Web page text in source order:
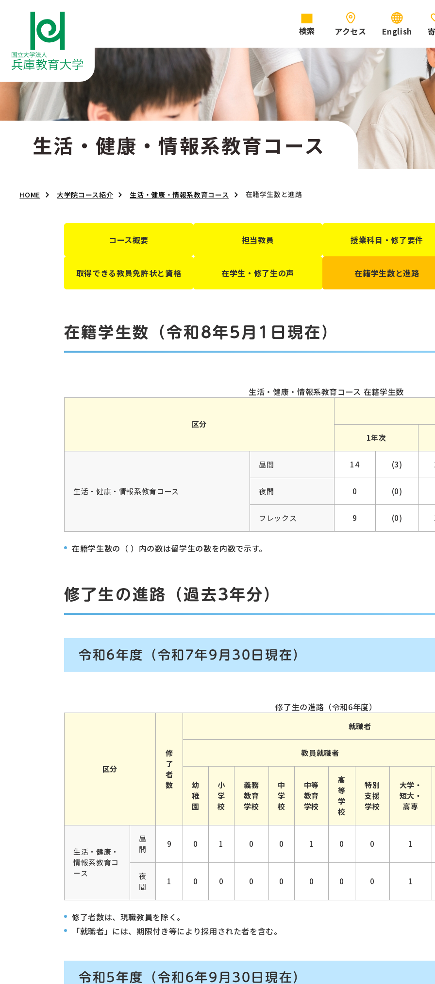
検索 アクセス English
生活・健康・情報系教育コース
HOME 大学院コース紹介 生活・健康・情報系教育コース 在籍学生数と進路
コース概要 担当教員 授業科目・修了要件
取得できる教員免許状と資格 在学生・修了生の声 在籍学生数と進路
在籍学生数（令和8年5月1日現在）
生活・健康・情報系教育コース 在籍学生数
区分
1年次
生活・健康・情報系教育コース
昼間 14 (3)
夜間 0 (0)
フレックス 9 (0)
在籍学生数の（ ）内の数は留学生の数を内数で示す。
修了生の進路（過去3年分）
令和6年度 （令和7年9月30日現在）
修了生の進路（令和6年度）
区分
修
了
者
数
就職者
教員就職者
幼
稚
園
小
学
校
義務
教育
学校
中
学
校
中等
教育
学校
高
等
学
校
特別
支援
学校
大学・
短大・
高専
生活・健康・
情報系教育コ
ース
昼
間
9 0 1 0 0 1 0 0 1
夜
間
1 0 0 0 0 0 0 0 1
修了者数は、現職教員を除く。
「就職者」には、期限付き等により採用された者を含む。
令和5年度（ 令和6年9月30日現在）